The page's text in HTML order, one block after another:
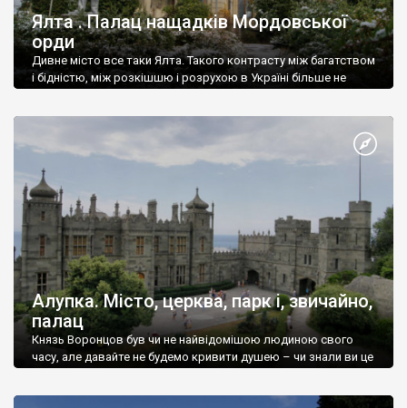
Ялта . Палац нащадків Мордовської
орди
Дивне місто все таки Ялта. Такого контрасту між багатством
і бідністю, між розкішшю і розрухою в Україні більше не
Алупка. Місто, церква, парк і, звичайно,
палац
Князь Воронцов був чи не найвідомішою людиною свого
часу, але давайте не будемо кривити душею – чи знали ви це